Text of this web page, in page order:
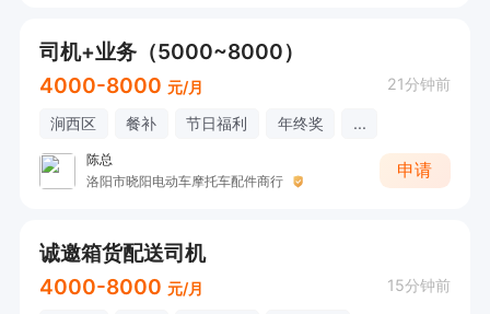
司机+业务（5000~8000）
4000-8000 元/月 21分钟前
涧西区 餐补 节日福利 年终奖 ...
陈总
洛阳市晓阳电动车摩托车配件商行
申请
诚邀箱货配送司机
4000-8000 元/月 15分钟前